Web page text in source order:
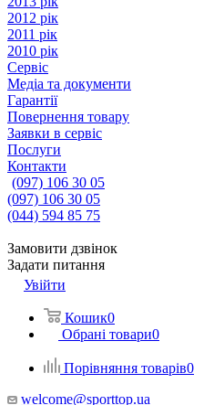
2012 рік
2011 рік
2010 рік
Сервіс
Медіа та документи
Гарантії
Повернення товару
Заявки в сервіс
Послуги
Контакти
(097) 106 30 05
(097) 106 30 05
(044) 594 85 75
Замовити дзвінок
Задати питання
Увійти
Кошик0
Обрані товари0
Порівняння товарів0
welcome@sporttop.ua